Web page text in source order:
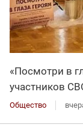
«Посмотри в
участников
Общество